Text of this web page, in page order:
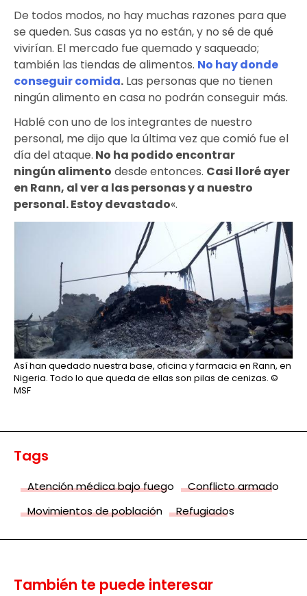
De todos modos, no hay muchas razones para que
se queden. Sus casas ya no están, y no sé de qué
vivirían. El mercado fue quemado y saqueado;
también las tiendas de alimentos. No hay donde
conseguir comida. Las personas que no tienen
ningún alimento en casa no podrán conseguir más.
Hablé con uno de los integrantes de nuestro
personal, me dijo que la última vez que comió fue el
día del ataque. No ha podido encontrar
ningún alimento desde entonces. Casi lloré ayer
en Rann, al ver a las personas y a nuestro
personal. Estoy devastado«.
Así han quedado nuestra base, oficina y farmacia en Rann, en
Nigeria. Todo lo que queda de ellas son pilas de cenizas. ©
MSF
Tags
Atención médica bajo fuego
Conflicto armado
Movimientos de población
Refugiados
También te puede interesar